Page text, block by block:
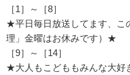
［1］～［8］
★平日毎日放送してます、こ
理」金曜はお休みです）★
［9］～［14］
★大人もこどももみんな大好